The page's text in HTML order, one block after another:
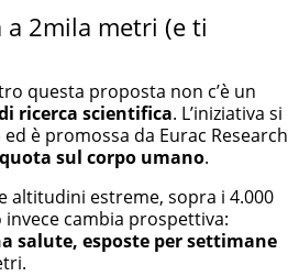
2mila metri (e ti
questa proposta non c’è un
ricerca scientifica. L’iniziativa si
ed è promossa da Eurac Research
sul corpo umano.
altitudini estreme, sopra i 4.000
cambia prospettiva:
salute, esposte per settimane